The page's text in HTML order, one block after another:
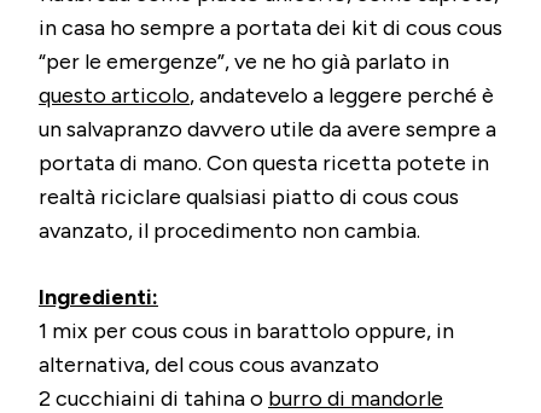
in casa ho sempre a portata dei kit di cous cous
“per le emergenze”, ve ne ho già parlato in
questo articolo, andatevelo a leggere perché è
un salvapranzo davvero utile da avere sempre a
portata di mano. Con questa ricetta potete in
realtà riciclare qualsiasi piatto di cous cous
avanzato, il procedimento non cambia.
Ingredienti:
1 mix per cous cous in barattolo oppure, in
alternativa, del cous cous avanzato
2 cucchiaini di tahina o burro di mandorle